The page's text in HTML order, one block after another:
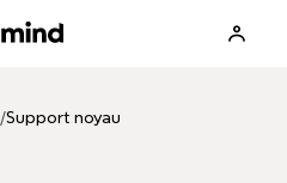
/Support noyau